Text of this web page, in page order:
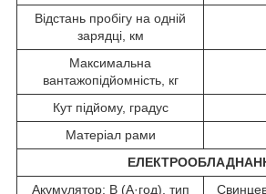
Відстань пробігу на одній
зарядці, км
Максимальна
вантажопідйомність, кг
Кут підйому, градус
Матеріал рами
Акумулятор: В (А·год), тип